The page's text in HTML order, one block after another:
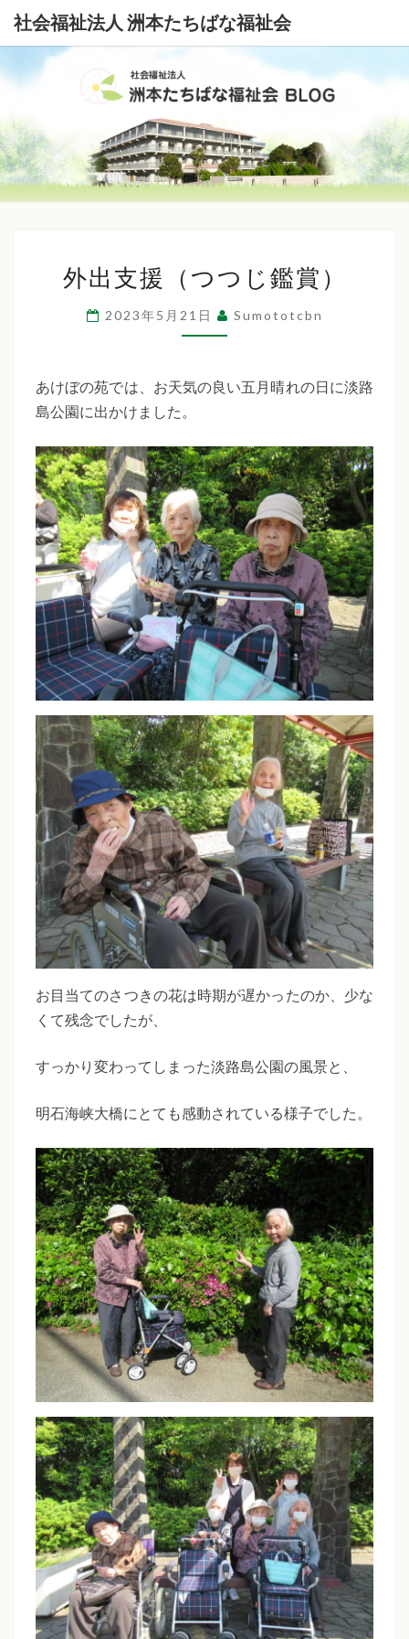
社会福祉法人 洲本たちばな福祉会
社
会
福
法
人
洲
本
ち
ば
な
福
祉
会
出
支
援
つ
賞）
外出支援（つつじ鑑賞）
2023年5月21日 Sumototcbn
あけぼの苑では、お天気の良い五月晴れの日に淡路
島公園に出かけました。
お目当てのさつきの花は時期が遅かったのか、少な
くて残念でしたが、
すっかり変わってしまった淡路島公園の風景と、
明石海峡大橋にとても感動されている様子でした。